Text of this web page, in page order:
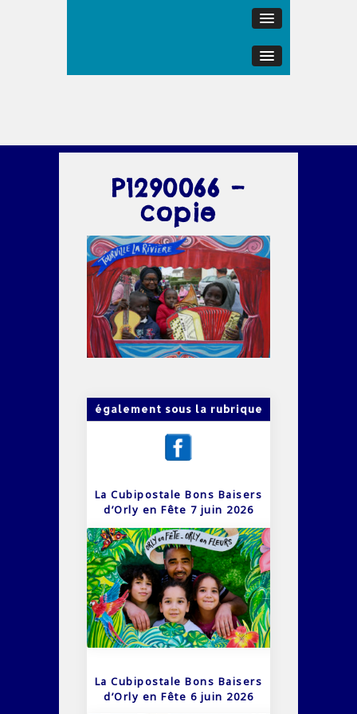
P1290066 –
copie
également sous la rubrique
La Cubipostale Bons Baisers
d’Orly en Fête 7 juin 2026
La Cubipostale Bons Baisers
d’Orly en Fête 6 juin 2026